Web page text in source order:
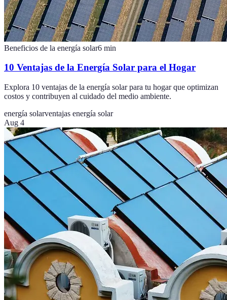
Beneficios de la energía solar6 min
10 Ventajas de la Energía Solar para el Hogar
Explora 10 ventajas de la energía solar para tu hogar que optimizan
costos y contribuyen al cuidado del medio ambiente.
energía solarventajas energía solar
Aug 4